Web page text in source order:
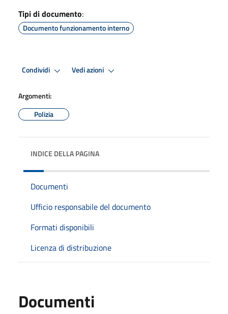
Tipi di documento:
Documento funzionamento interno
Condividi Vedi azioni
Argomenti:
Polizia
INDICE DELLA PAGINA
Documenti
Ufficio responsabile del documento
Formati disponibili
Licenza di distribuzione
Documenti